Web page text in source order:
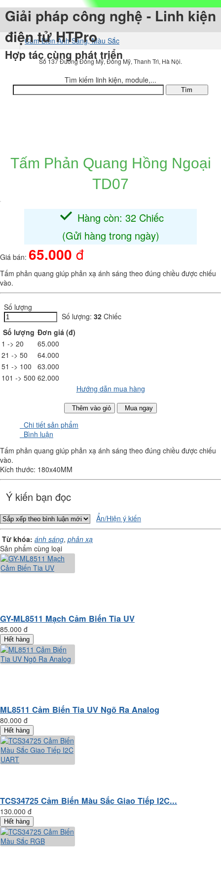
Giải pháp công nghệ - Linh kiện
điện tử HTPro
Hợp tác cùng phát triển
Cảm Biến Ánh Sáng, Màu Sắc
Số 137 Đường Đông Mỹ, Đông Mỹ, Thanh Trì, Hà Nội.
Tìm kiếm linh kiện, module,...
Tấm Phản Quang Hồng Ngoại
TD07
Hàng còn: 32 Chiếc
(Gửi hàng trong ngày)
Giá bán: 65.000 đ
Tấm phản quang giúp phản xạ ánh sáng theo đúng chiều được chiếu
vào.
Số lượng
Số lượng: 32 Chiếc
Số lượng Đơn giá (đ)
1 -> 20
65.000
21 -> 50
64.000
51 -> 100
63.000
101 -> 500 62.000
Hướng dẫn mua hàng
Thêm vào giỏ Mua ngay
Chi tiết sản phẩm
Bình luận
Tấm phản quang giúp phản xạ ánh sáng theo đúng chiều được chiếu
vào.
Kích thước: 180x40MM
Ý kiến bạn đọc
Ẩn/Hiện ý kiến
Từ khóa: ánh sáng, phản xạ
Sản phẩm cùng loại
GY-ML8511 Mạch Cảm Biến Tia UV
85.000 đ
Hết hàng
ML8511 Cảm Biến Tia UV Ngõ Ra Analog
80.000 đ
Hết hàng
TCS34725 Cảm Biến Màu Sắc Giao Tiếp I2C...
130.000 đ
Hết hàng